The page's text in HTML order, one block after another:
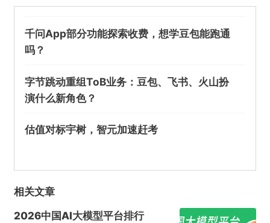
千问App部分功能探索收费，想学豆包能跑通
吗？
字节跳动重组ToB业务：豆包、飞书、火山扮
演什么新角色？
估值对标宇树，智元加速赶考
相关文章
2026中国AI大模型平台排行